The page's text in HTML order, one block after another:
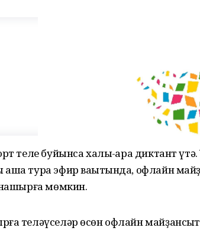
теле буйынса халыҡ-ара диктант
тура эфир ваҡытында, офлайн
мөмкин.
теләүселәр өсөн офлайн